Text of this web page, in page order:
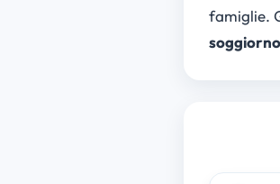
famiglie.